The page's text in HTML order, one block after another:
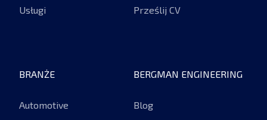
Usługi
Prześlij CV
BRANŻE
Automotive
BERGMAN ENGINEERING
Blog